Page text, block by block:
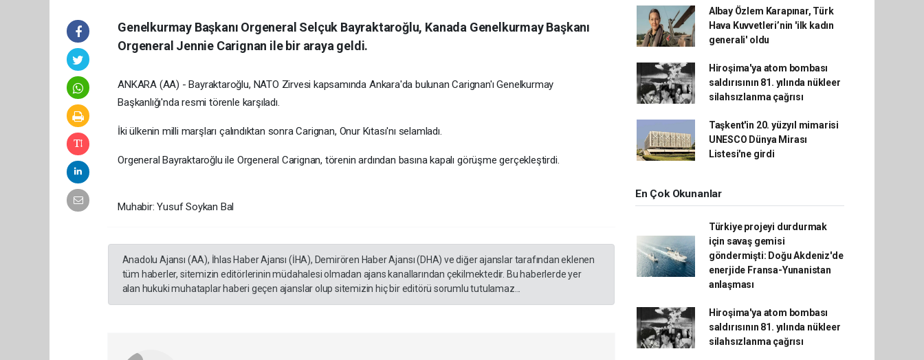
Genelkurmay Başkanı Orgeneral Selçuk Bayraktaroğlu, Kanada Genelkurmay Başkanı
Orgeneral Jennie Carignan ile bir araya geldi.
ANKARA (AA) - Bayraktaroğlu, NATO Zirvesi kapsamında Ankara'da bulunan Carignan'ı Genelkurmay
Başkanlığı'nda resmi törenle karşıladı.
İki ülkenin milli marşları çalındıktan sonra Carignan, Onur Kıtası'nı selamladı.
Orgeneral Bayraktaroğlu ile Orgeneral Carignan​​​​​​,​ törenin ardından basına kapalı görüşme gerçekleştirdi.
Muhabir: Yusuf Soykan Bal
Anadolu Ajansı (AA), İhlas Haber Ajansı (İHA), Demirören Haber Ajansı (DHA) ve diğer ajanslar tarafından eklenen
tüm haberler, sitemizin editörlerinin müdahalesi olmadan ajans kanallarından çekilmektedir. Bu haberlerde yer
alan hukuki muhataplar haberi geçen ajanslar olup sitemizin hiç bir editörü sorumlu tutulamaz...
Albay Özlem Karapınar, Türk
Hava Kuvvetleri’nin 'ilk kadın
generali' oldu
Hiroşima'ya atom bombası
saldırısının 81. yılında nükleer
silahsızlanma çağrısı
Taşkent'in 20. yüzyıl mimarisi
UNESCO Dünya Mirası
Listesi'ne girdi
En Çok Okunanlar
Türkiye projeyi durdurmak
için savaş gemisi
göndermişti: Doğu Akdeniz'de
enerjide Fransa-Yunanistan
anlaşması
Hiroşima'ya atom bombası
saldırısının 81. yılında nükleer
silahsızlanma çağrısı